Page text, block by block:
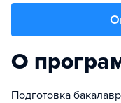
О
Подготовка